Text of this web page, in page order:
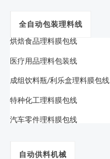
全自动包装理料线
烘焙食品理料膜包线
医疗用品理料包装线
成组饮料瓶/利乐盒理料膜包线
特种化工理料膜包线
汽车零件理料膜包线
自动供料机械